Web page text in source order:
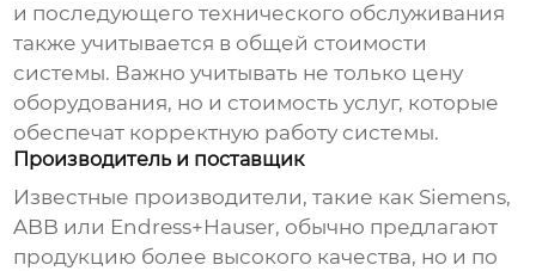
и последующего технического обслуживания
также учитывается в общей стоимости
системы. Важно учитывать не только цену
оборудования, но и стоимость услуг, которые
обеспечат корректную работу системы.
Производитель и поставщик
Известные производители, такие как Siemens,
ABB или Endress+Hauser, обычно предлагают
продукцию более высокого качества, но и по